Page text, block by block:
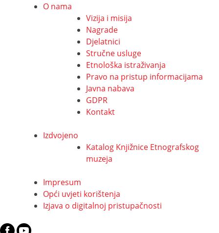
O nama
Vizija i misija
Nagrade
Djelatnici
Stručne usluge
Etnološka istraživanja
Pravo na pristup informacijama
Javna nabava
GDPR
Kontakt
Izdvojeno
Katalog Knjižnice Etnografskog
muzeja
Impresum
Opći uvjeti korištenja
Izjava o digitalnoj pristupačnosti